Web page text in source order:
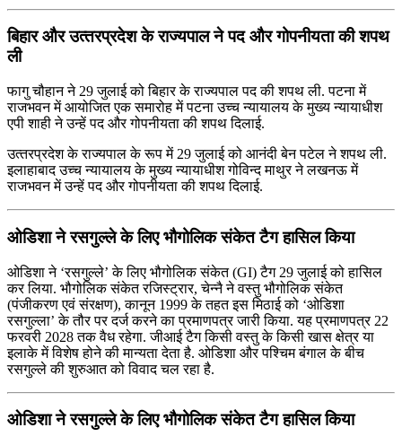
बिहार और उत्‍तरप्रदेश के राज्‍यपाल ने पद और गोपनीयता की शपथ
ली
फागु चौहान ने 29 जुलाई को बिहार के राज्‍यपाल पद की शपथ ली. पटना में
राजभवन में आयोजित एक समारोह में पटना उच्‍च न्‍यायालय के मुख्‍य न्‍यायाधीश
एपी शाही ने उन्‍हें पद और गोपनीयता की शपथ दिलाई.
उत्‍तरप्रदेश के राज्‍यपाल के रूप में 29 जुलाई को आनंदी बेन पटेल ने शपथ ली.
इलाहाबाद उच्‍च न्‍यायालय के मुख्‍य न्‍यायाधीश गोविन्‍द माथुर ने लखनऊ में
राजभवन में उन्‍हें पद और गोपनीयता की शपथ दिलाई.
ओडिशा ने रसगुल्ले के लिए भौगोलिक संकेत टैग हासिल किया
ओडिशा ने ‘रसगुल्ले’ के लिए भौगोलिक संकेत (GI) टैग 29 जुलाई को हासिल
कर लिया. भौगोलिक संकेत रजिस्ट्रार, चेन्नै ने वस्तु भौगोलिक संकेत
(पंजीकरण एवं संरक्षण), कानून 1999 के तहत इस मिठाई को ‘ओडिशा
रसगुल्ला’ के तौर पर दर्ज करने का प्रमाणपत्र जारी किया. यह प्रमाणपत्र 22
फरवरी 2028 तक वैध रहेगा. जीआई टैग किसी वस्तु के किसी खास क्षेत्र या
इलाके में विशेष होने की मान्यता देता है. ओडिशा और पश्चिम बंगाल के बीच
रसगुल्ले की शुरुआत को विवाद चल रहा है.
ओडिशा ने रसगुल्ले के लिए भौगोलिक संकेत टैग हासिल किया